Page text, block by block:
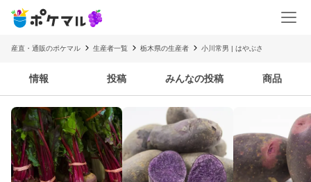
産直・通販のポケマル 生産者一覧 栃木県の生産者 小川常男 | はやぶさ
情報 投稿 みんなの投稿 商品